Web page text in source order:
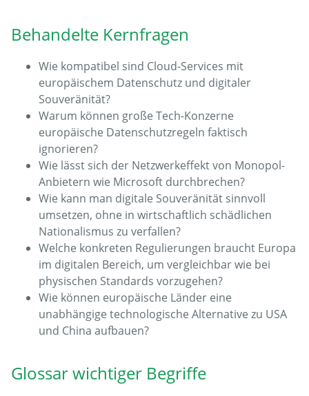
Behandelte Kernfragen
Wie kompatibel sind Cloud-Services mit
europäischem Datenschutz und digitaler
Souveränität?
Warum können große Tech-Konzerne
europäische Datenschutzregeln faktisch
ignorieren?
Wie lässt sich der Netzwerkeffekt von Monopol-
Anbietern wie Microsoft durchbrechen?
Wie kann man digitale Souveränität sinnvoll
umsetzen, ohne in wirtschaftlich schädlichen
Nationalismus zu verfallen?
Welche konkreten Regulierungen braucht Europa
im digitalen Bereich, um vergleichbar wie bei
physischen Standards vorzugehen?
Wie können europäische Länder eine
unabhängige technologische Alternative zu USA
und China aufbauen?
Glossar wichtiger Begriffe